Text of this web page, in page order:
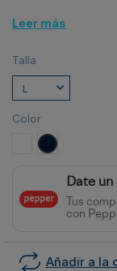
Leer más
Talla
Color
BLANCOMARINO
Date
Tus
con
Añadir a la